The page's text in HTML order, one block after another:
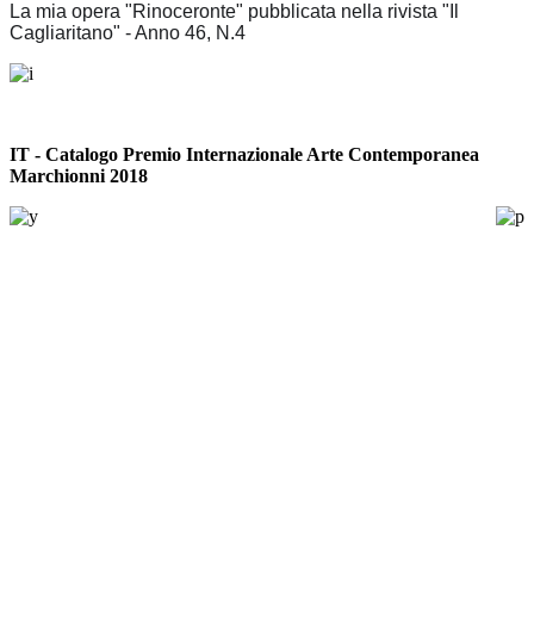
La mia opera "Rinoceronte" pubblicata nella rivista "Il
Cagliaritano" - Anno 46, N.4
IT - Catalogo Premio Internazionale Arte Contemporanea
Marchionni 2018